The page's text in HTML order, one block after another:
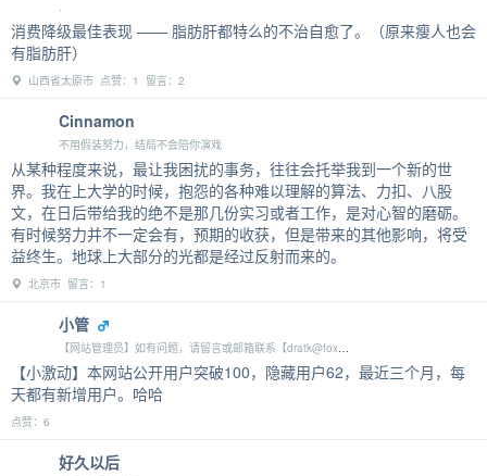
.
消费降级最佳表现 —— 脂肪肝都特么的不治自愈了。（原来瘦人也会
有脂肪肝）
山西省太原市 点赞：1 留言：2
Cinnamon
不用假装努力，结局不会陪你演戏
从某种程度来说，最让我困扰的事务，往往会托举我到一个新的世
界。我在上大学的时候，抱怨的各种难以理解的算法、力扣、八股
文，在日后带给我的绝不是那几份实习或者工作，是对心智的磨砺。
有时候努力并不一定会有，预期的收获，但是带来的其他影响，将受
益终生。地球上大部分的光都是经过反射而来的。
北京市 留言：1
小管
【网站管理员】如有问题，请留言或邮箱联系【dratk@foxmail.com】
【小激动】本网站公开用户突破100，隐藏用户62，最近三个月，每
天都有新增用户。哈哈
点赞：6
好久以后